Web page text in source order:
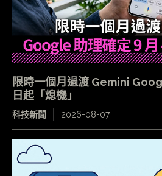
限時一個月過渡 Gemini
日起「熄機」
科技新聞 2026-08-07